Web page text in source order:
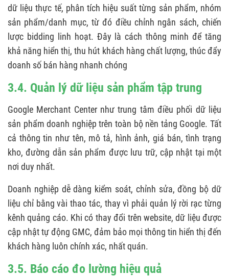
dữ liệu thực tế, phân tích hiệu suất từng sản phẩm, nhóm
sản phẩm/danh mục, từ đó điều chỉnh ngân sách, chiến
lược bidding linh hoạt. Đây là cách thông minh để tăng
khả năng hiển thị, thu hút khách hàng chất lượng, thúc đẩy
doanh số bán hàng nhanh chóng
3.4. Quản lý dữ liệu sản phẩm tập trung
Google Merchant Center như trung tâm điều phối dữ liệu
sản phẩm doanh nghiệp trên toàn bộ nền tảng Google. Tất
cả thông tin như tên, mô tả, hình ảnh, giá bán, tình trạng
kho, đường dẫn sản phẩm được lưu trữ, cập nhật tại một
nơi duy nhất.
Doanh nghiệp dễ dàng kiểm soát, chỉnh sửa, đồng bộ dữ
liệu chỉ bằng vài thao tác, thay vì phải quản lý rời rạc từng
kênh quảng cáo. Khi có thay đổi trên website, dữ liệu được
cập nhật tự động GMC, đảm bảo mọi thông tin hiển thị đến
khách hàng luôn chính xác, nhất quán.
3.5. Báo cáo đo lường hiệu quả